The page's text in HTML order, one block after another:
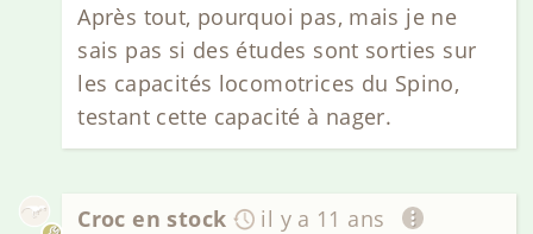
Après tout, pourquoi pas, mais je ne
sais pas si des études sont sorties sur
les capacités locomotrices du Spino,
testant cette capacité à nager.
Croc en stock il y a 11 ans